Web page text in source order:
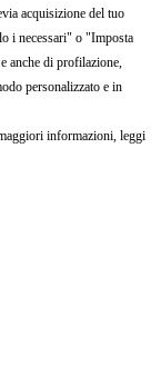
acquisizione del tuo
i necessari" o "Imposta
anche di profilazione,
personalizzato e in
informazioni, leggi